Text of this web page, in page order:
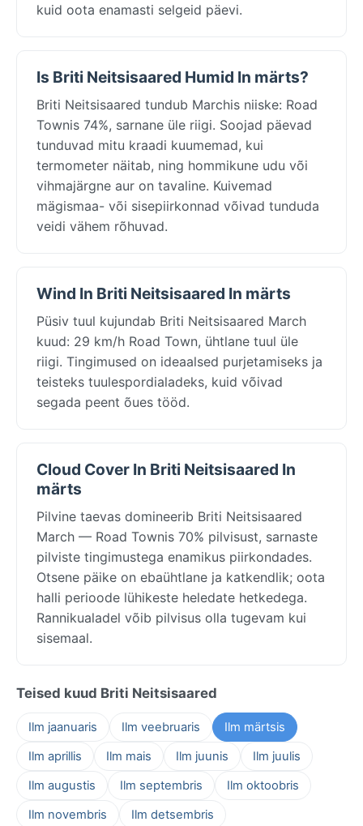
kuid oota enamasti selgeid päevi.
Is Briti Neitsisaared Humid In märts?
Briti Neitsisaared tundub Marchis niiske: Road
Townis 74%, sarnane üle riigi. Soojad päevad
tunduvad mitu kraadi kuumemad, kui
termometer näitab, ning hommikune udu või
vihmajärgne aur on tavaline. Kuivemad
mägismaa- või sisepiirkonnad võivad tunduda
veidi vähem rõhuvad.
Wind In Briti Neitsisaared In märts
Püsiv tuul kujundab Briti Neitsisaared March
kuud: 29 km/h Road Town, ühtlane tuul üle
riigi. Tingimused on ideaalsed purjetamiseks ja
teisteks tuulespordialadeks, kuid võivad
segada peent õues tööd.
Cloud Cover In Briti Neitsisaared In
märts
Pilvine taevas domineerib Briti Neitsisaared
March — Road Townis 70% pilvisust, sarnaste
pilviste tingimustega enamikus piirkondades.
Otsene päike on ebaühtlane ja katkendlik; oota
halli perioode lühikeste heledate hetkedega.
Rannikualadel võib pilvisus olla tugevam kui
sisemaal.
Teised kuud Briti Neitsisaared
Ilm jaanuaris Ilm veebruaris
Ilm märtsis
Ilm aprillis
Ilm mais Ilm juunis
Ilm juulis
Ilm augustis
Ilm septembris
Ilm oktoobris
Ilm novembris
Ilm detsembris